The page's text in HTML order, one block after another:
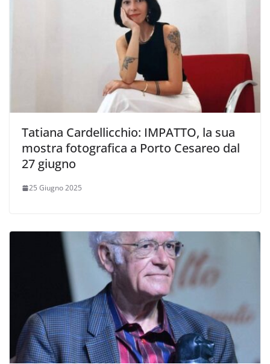
Tatiana Cardellicchio: IMPATTO, la sua
mostra fotografica a Porto Cesareo dal
27 giugno
25 Giugno 2025